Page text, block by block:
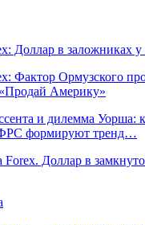
Доллар в заложниках у
Фактор Ормузского
Америку»
и дилемма Уорша:
формируют тренд…
Forex. Доллар в